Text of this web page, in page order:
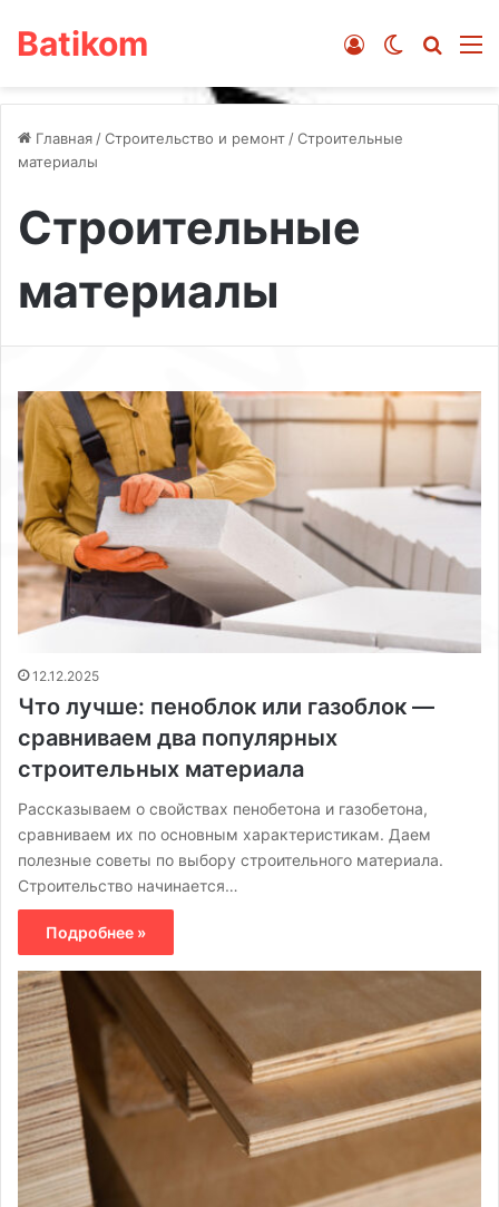
Batikom Switch skin
Войти
Главная /Строительство и ремонт /Строительные
материалы
Строительные
материалы
12.12.2025
Что лучше: пеноблок или газоблок —
сравниваем два популярных
строительных материала
Рассказываем о свойствах пенобетона и газобетона,
сравниваем их по основным характеристикам. Даем
полезные советы по выбору строительного материала.
Строительство начинается…
Подробнее »